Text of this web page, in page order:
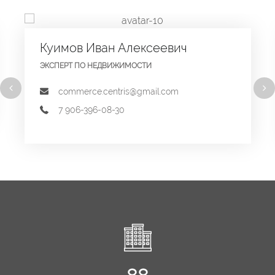
Куимов Иван Алексеевич
ЭКСПЕРТ ПО НЕДВИЖИМОСТИ
commerce.centris@gmail.com
7 906-396-08-30